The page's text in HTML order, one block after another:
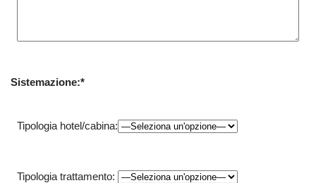
Sistemazione:*
Tipologia hotel/cabina:
Tipologia trattamento: